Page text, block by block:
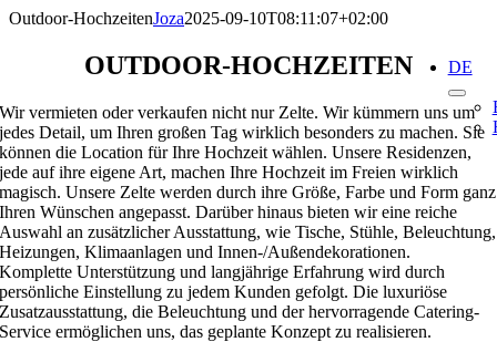
Skip
DE
Outdoor-HochzeitenJoza2025-09-10T08:11:07+02:00
OUTDOOR-HOCHZEITEN
Wir vermieten oder verkaufen nicht nur Zelte. Wir kümmern uns um
jedes Detail, um Ihren großen Tag wirklich besonders zu machen. Sie
können die Location für Ihre Hochzeit wählen. Unsere Residenzen,
jede auf ihre eigene Art, machen Ihre Hochzeit im Freien wirklich
magisch. Unsere Zelte werden durch ihre Größe, Farbe und Form ganz
Ihren Wünschen angepasst. Darüber hinaus bieten wir eine reiche
Auswahl an zusätzlicher Ausstattung, wie Tische, Stühle, Beleuchtung,
Heizungen, Klimaanlagen und Innen-/Außendekorationen.
Komplette Unterstützung und langjährige Erfahrung wird durch
persönliche Einstellung zu jedem Kunden gefolgt. Die luxuriöse
Zusatzausstattung, die Beleuchtung und der hervorragende Catering-
Service ermöglichen uns, das geplante Konzept zu realisieren.